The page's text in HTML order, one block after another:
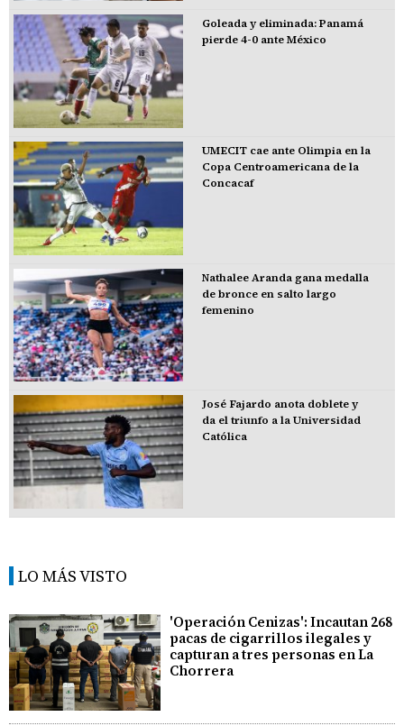
Goleada y eliminada: Panamá
pierde 4-0 ante México
UMECIT cae ante Olimpia en la
Copa Centroamericana de la
Concacaf
Nathalee Aranda gana medalla
de bronce en salto largo
femenino
José Fajardo anota doblete y
da el triunfo a la Universidad
Católica
LO MÁS VISTO
'Operación Cenizas': Incautan 268
pacas de cigarrillos ilegales y
capturan a tres personas en La
Chorrera